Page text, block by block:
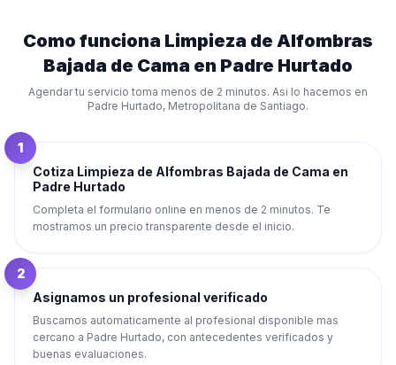
Como funciona Limpieza de Alfombras
Bajada de Cama en Padre Hurtado
Agendar tu servicio toma menos de 2 minutos. Asi lo hacemos en
Padre Hurtado, Metropolitana de Santiago.
1
Cotiza Limpieza de Alfombras Bajada de Cama en
Padre Hurtado
Completa el formulario online en menos de 2 minutos. Te
mostramos un precio transparente desde el inicio.
2
Asignamos un profesional verificado
Buscamos automaticamente al profesional disponible mas
cercano a Padre Hurtado, con antecedentes verificados y
buenas evaluaciones.